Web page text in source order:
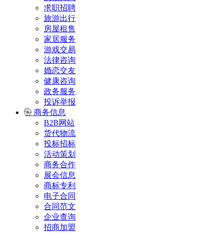
求职招聘
旅游出行
房屋租售
家居服务
游戏交易
法律咨询
婚恋交友
健康咨询
政务服务
投诉举报
商务信息
B2B网站
货代物流
投标招标
活动策划
商务合作
展会信息
商标专利
电子合同
合同范文
企业查询
招商加盟